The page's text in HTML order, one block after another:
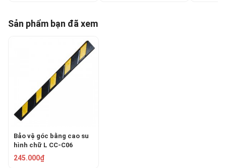
Sản phẩm bạn đã xem
Bảo vệ góc bằng cao su
hình chữ L CC-C06
245.000₫